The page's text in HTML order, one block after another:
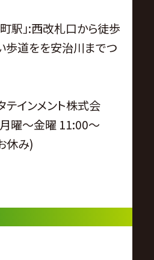
駅」:西改札口から徒歩
道をを安治川までつ
テインメント株式会
曜〜金曜 11:00〜
休み)